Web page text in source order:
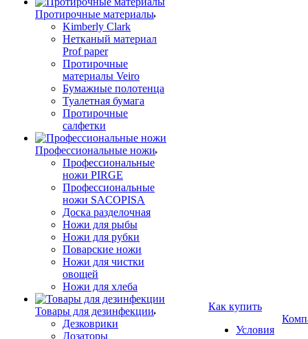
Протирочные материалы
Kimberly Clark
Нетканый материал
Prof paper
Протирочные
материалы Veiro
Бумажные полотенца
Туалетная бумага
Протирочные
салфетки
Профессиональные ножи
Профессиональные
ножи PIRGE
Профессиональные
ножи SACOPISA
Доска разделочная
Ножи для рыбы
Ножи для рубки
Поварские ножи
Ножи для чистки
овощей
Ножи для хлеба
Товары для дезинфекции
Дезковрики
Дозаторы
Как купить
Условия